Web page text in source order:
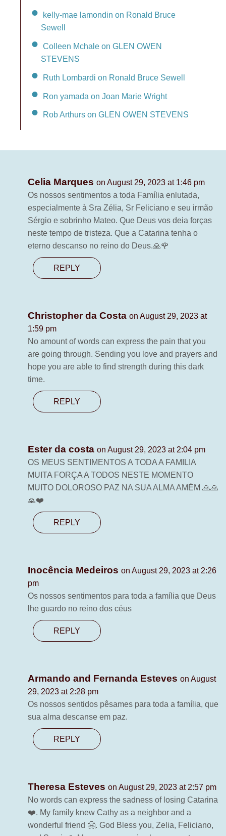
kelly-mae lamondin on Ronald Bruce
Sewell
Colleen Mchale on GLEN OWEN
STEVENS
Ruth Lombardi on Ronald Bruce Sewell
Ron yamada on Joan Marie Wright
Rob Arthurs on GLEN OWEN STEVENS
Celia Marques on August 29, 2023 at 1:46 pm
Os nossos sentimentos a toda Família enlutada,
especialmente à Sra Zélia, Sr Feliciano e seu irmão
Sérgio e sobrinho Mateo. Que Deus vos deia forças
neste tempo de tristeza. Que a Catarina tenha o
eterno descanso no reino do Deus.🙏🌹
REPLY
Christopher da Costa on August 29, 2023 at
1:59 pm
No amount of words can express the pain that you
are going through. Sending you love and prayers and
hope you are able to find strength during this dark
time.
REPLY
Ester da costa on August 29, 2023 at 2:04 pm
OS MEUS SENTIMENTOS A TODA A FAMILIA
MUITA FORÇA A TODOS NESTE MOMENTO
MUITO DOLOROSO PAZ NA SUA ALMA AMÉM 🙏🙏
🙏❤️
REPLY
Inocência Medeiros on August 29, 2023 at 2:26
pm
Os nossos sentimentos para toda a família que Deus
lhe guardo no reino dos céus
REPLY
Armando and Fernanda Esteves on August
29, 2023 at 2:28 pm
Os nossos sentidos pêsames para toda a família, que
sua alma descanse em paz.
REPLY
Theresa Esteves on August 29, 2023 at 2:57 pm
No words can express the sadness of losing Catarina
❤️. My family knew Cathy as a neighbor and a
wonderful friend 🤗. God Bless you, Zelia, Feliciano,